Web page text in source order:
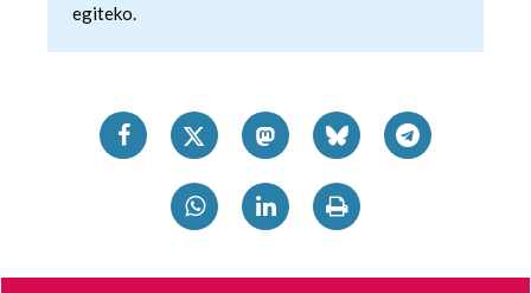
zure baimena Cookieen adierazpenean.
fitxategiak erabiltzen ditu. Zure esperientzia eta
zerbitzuak hobetzeko asmoz, cookie teknologiaz
erabiltzeko baimen esplizitua ematen diguzu.
egiteko.